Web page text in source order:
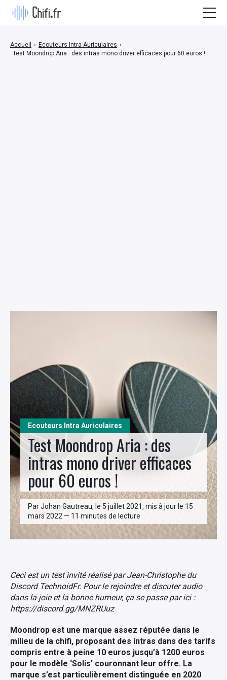
Ecouteurs Intra Auriculaires
Test Moondrop Aria : des
intras mono driver efficaces
pour 60 euros !
Par Johan Gautreau, le 5 juillet 2021, mis à jour le 15
mars 2022 — 11 minutes de lecture
Accueil › Ecouteurs Intra Auriculaires ›
Test Moondrop Aria : des intras mono driver efficaces pour 60 euros !
Ceci est un test invité réalisé par Jean-Christophe du
Discord TechnoidFr. Pour le rejoindre et discuter audio
dans la joie et la bonne humeur, ça se passe par ici :
https://discord.gg/MNZRUuz
Moondrop est une marque assez réputée dans le
milieu de la chifi, proposant des intras dans des tarifs
compris entre à peine 10 euros jusqu’à 1200 euros
pour le modèle ‘Solis’ couronnant leur offre. La
marque s’est particulièrement distinguée en 2020
Bon plan